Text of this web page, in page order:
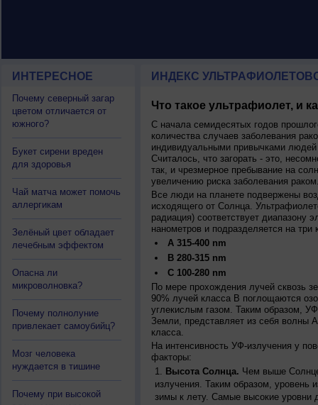
ИНТЕРЕСНОЕ
Почему северный загар
цветом отличается от
южного?
Букет сирени вреден
для здоровья
Чай матча может помочь
аллергикам
Зелёный цвет обладает
лечебным эффектом
Опасна ли
микроволновка?
Почему полнолуние
привлекает самоубийц?
Мозг человека
нуждается в тишине
Почему при высокой
ИНДЕКС
Что такое ультрафиолет, и
С начала семидесятых годов
количества случаев заболевания
индивидуальными привычками
Считалось, что загорать - это,
так, и чрезмерное пребывание на
увеличению риска заболевания
Все люди на планете подвержены
исходящего от Солнца.
радиация) соответствует диапазону
нанометров и подразделяется на три
A 315-400 nm
B 280-315 nm
C 100-280 nm
По мере прохождения лучей сквозь
90% лучей класса B поглощаются
углекислым газом. Таким образом,
Земли, представляет из себя волны
класса.
На интенсивность УФ-излучения у
факторы:
Высота Солнца. Чем выше
излучения. Таким образом, уровень
зимы к лету. Самые высокие уровни